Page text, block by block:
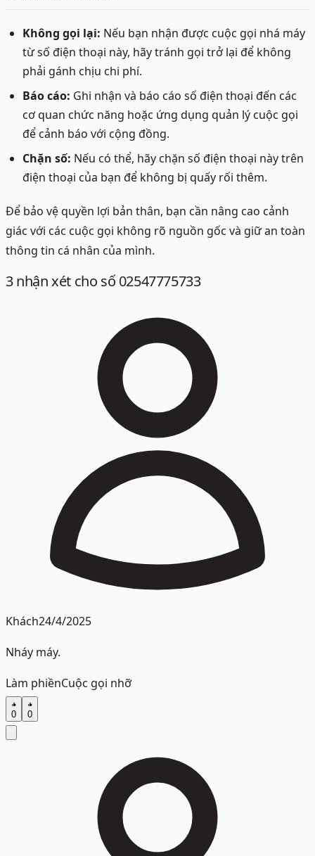
Không gọi lại: Nếu bạn nhận được cuộc gọi nhá máy
từ số điện thoại này, hãy tránh gọi trở lại để không
phải gánh chịu chi phí.
Báo cáo: Ghi nhận và báo cáo số điện thoại đến các
cơ quan chức năng hoặc ứng dụng quản lý cuộc gọi
để cảnh báo với cộng đồng.
Chặn số: Nếu có thể, hãy chặn số điện thoại này trên
điện thoại của bạn để không bị quấy rối thêm.
Để bảo vệ quyền lợi bản thân, bạn cần nâng cao cảnh
giác với các cuộc gọi không rõ nguồn gốc và giữ an toàn
thông tin cá nhân của mình.
3nhận xét cho số 02547775733
Khách24/4/2025
Nháy máy.
Làm phiềnCuộc gọi nhỡ
0 0